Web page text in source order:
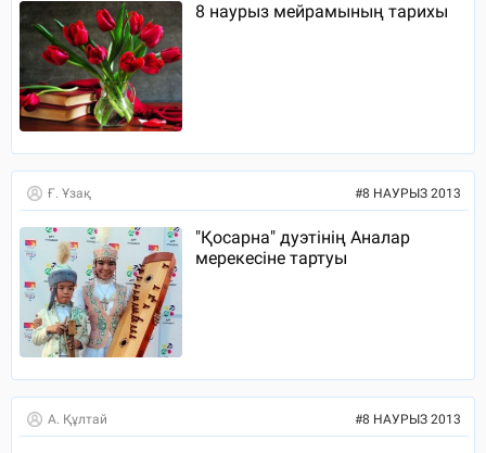
8 наурыз мейрамының тарихы
Ғ. Ұзақ #8 НАУРЫЗ 2013
"Қосарна" дуэтінің Аналар
мерекесіне тартуы
А. Құлтай #8 НАУРЫЗ 2013